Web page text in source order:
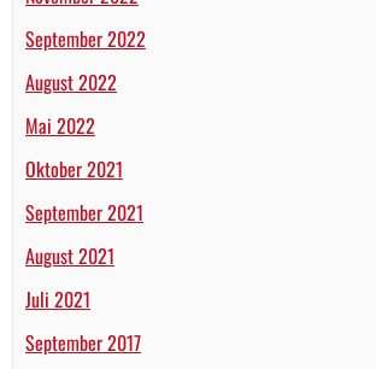
September 2022
August 2022
Mai 2022
Oktober 2021
September 2021
August 2021
Juli 2021
September 2017